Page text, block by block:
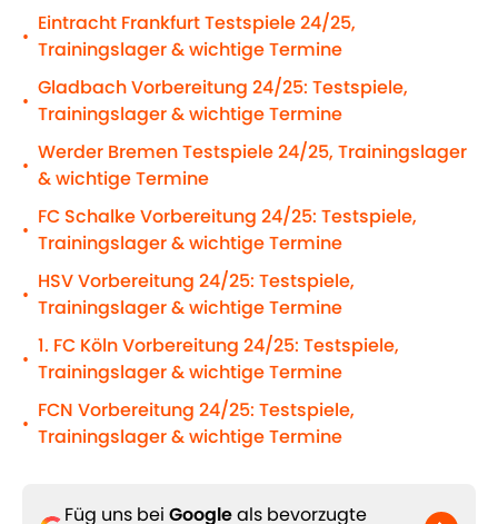
•
Eintracht Frankfurt Testspiele 24/25,
Trainingslager & wichtige Termine
•
Gladbach Vorbereitung 24/25: Testspiele,
Trainingslager & wichtige Termine
•
Werder Bremen Testspiele 24/25, Trainingslager
& wichtige Termine
•
FC Schalke Vorbereitung 24/25: Testspiele,
Trainingslager & wichtige Termine
•
HSV Vorbereitung 24/25: Testspiele,
Trainingslager & wichtige Termine
•
1. FC Köln Vorbereitung 24/25: Testspiele,
Trainingslager & wichtige Termine
•
FCN Vorbereitung 24/25: Testspiele,
Trainingslager & wichtige Termine
Füg uns bei Googleals bevorzugte